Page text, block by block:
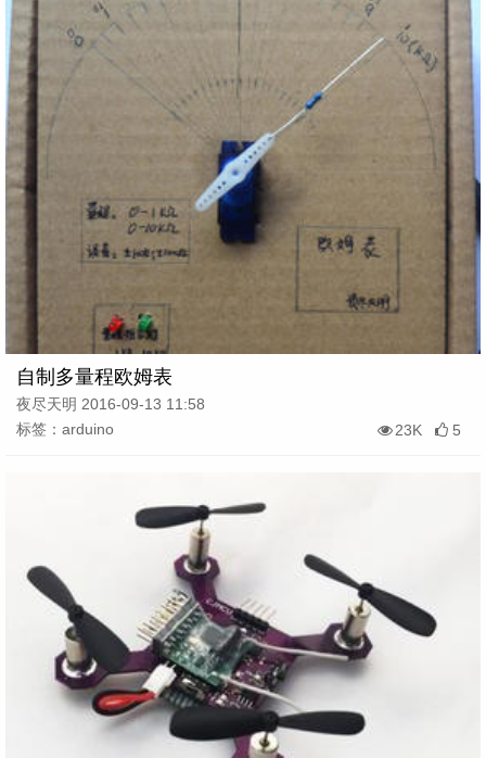
自制多量程欧姆表
夜尽天明 2016-09-13 11:58
标签：arduino
23K 5